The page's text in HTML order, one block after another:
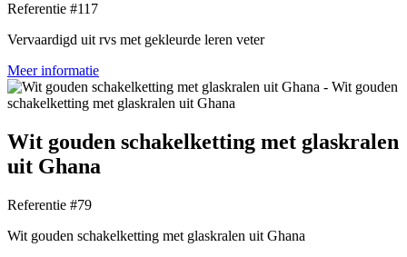
Referentie #117
Vervaardigd uit rvs met gekleurde leren veter
Meer informatie
Wit gouden schakelketting met glaskralen
uit Ghana
Referentie #79
Wit gouden schakelketting met glaskralen uit Ghana